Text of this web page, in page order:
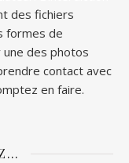
des fichiers
formes de
une des photos
contact avec
en faire.